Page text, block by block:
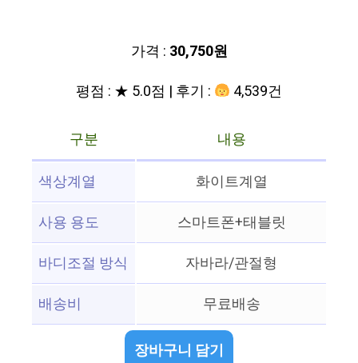
가격 : 30,750원
평점 : ★ 5.0점 | 후기 :
4,539건
구분
내용
색상계열
화이트계열
사용 용도
스마트폰+태블릿
바디조절 방식
자바라/관절형
배송비
무료배송
장바구니 담기